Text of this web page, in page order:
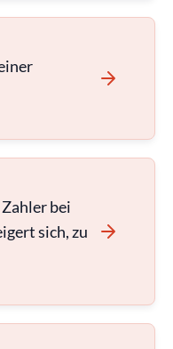
bei
sich, zu